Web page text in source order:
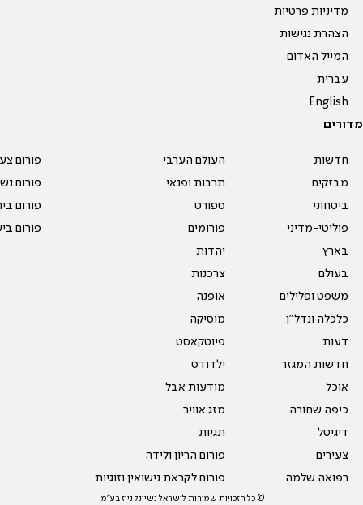
מדיניות פרטיות
הצהרת נגישות
המייל האדום
עברית
English
מדורים
חדשות
מבזקים
ביטחוני
פוליטי-מדיני
בארץ
בעולם
משפט ופלילים
כלכלה ונדל"ן
דעות
חדשות המגזר
אוכל
כיפה שחורה
דיגיטל
צעירים
רפואה שלמה
העולם הערבי
תרבות ופנאי
ספורט
פורומים
יהדות
צרכנות
אופנה
מוסיקה
פיוטקאסט
ילדודס
מודעות אבל
מזג אוויר
תגיות
פורום הריון ולידה
פורום לקראת נישואין וזוגיות
פורום
פורום
פורום
פורום
© כל הזכויות שמורות לישראל נשיונל ניוז בע"מ.